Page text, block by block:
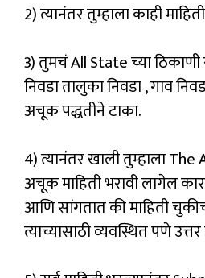
2) त्यानंतर तुम्हाला काही
3) तुमचं All State च्या ठिकाणी
निवडा तालुका निवडा , गाव
अचूक पद्धतीने टाका.
4) त्यानंतर खाली तुम्हाला The
अचूक माहिती भरावी लागेल
आणि सांगतात की माहिती
त्याच्यासाठी व्यवस्थित पणे उत्तर